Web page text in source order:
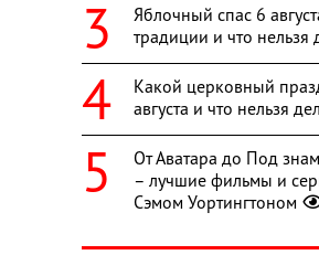
Яблочный спас 6
традиции и что нельзя
Какой церковный
августа и что нельзя
От Аватара до Под
– лучшие фильмы и
Сэмом Уортингтоном